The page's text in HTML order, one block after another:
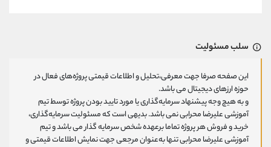
سلب مسئولیت
این صفحه صرفا جهت معرفی،تحلیل و اطلاعات قیمتی پروژه‌های فعال در
حوزه ارزهای دیجیتال می باشد.
و به هیچ وجه پیشنهاد سرمایه‌گذاری یا مورد تایید بودن پروژه توسط تیم
آموزشی علیرضا محرابی نمی باشد. بدیهی است که مسئولیت سرمایه‌گذاری،
خرید و فروش هر پروژه تماما برعهده شخص سرمایه گذار می باشد و تیم
آموزشی علیرضا محرابی تنها به‌عنوان مرجعی جهت نمایش اطلاعات قیمتی و